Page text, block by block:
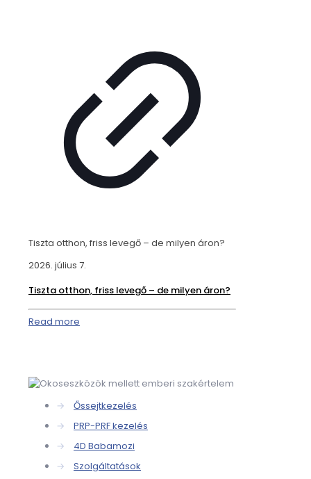
Tiszta otthon, friss levegő – de milyen áron?
2026. július 7.
Tiszta otthon, friss levegő – de milyen áron?
Read more
→
Őssejtkezelés
→
PRP-PRF kezelés
→
4D Babamozi
→
Szolgáltatások